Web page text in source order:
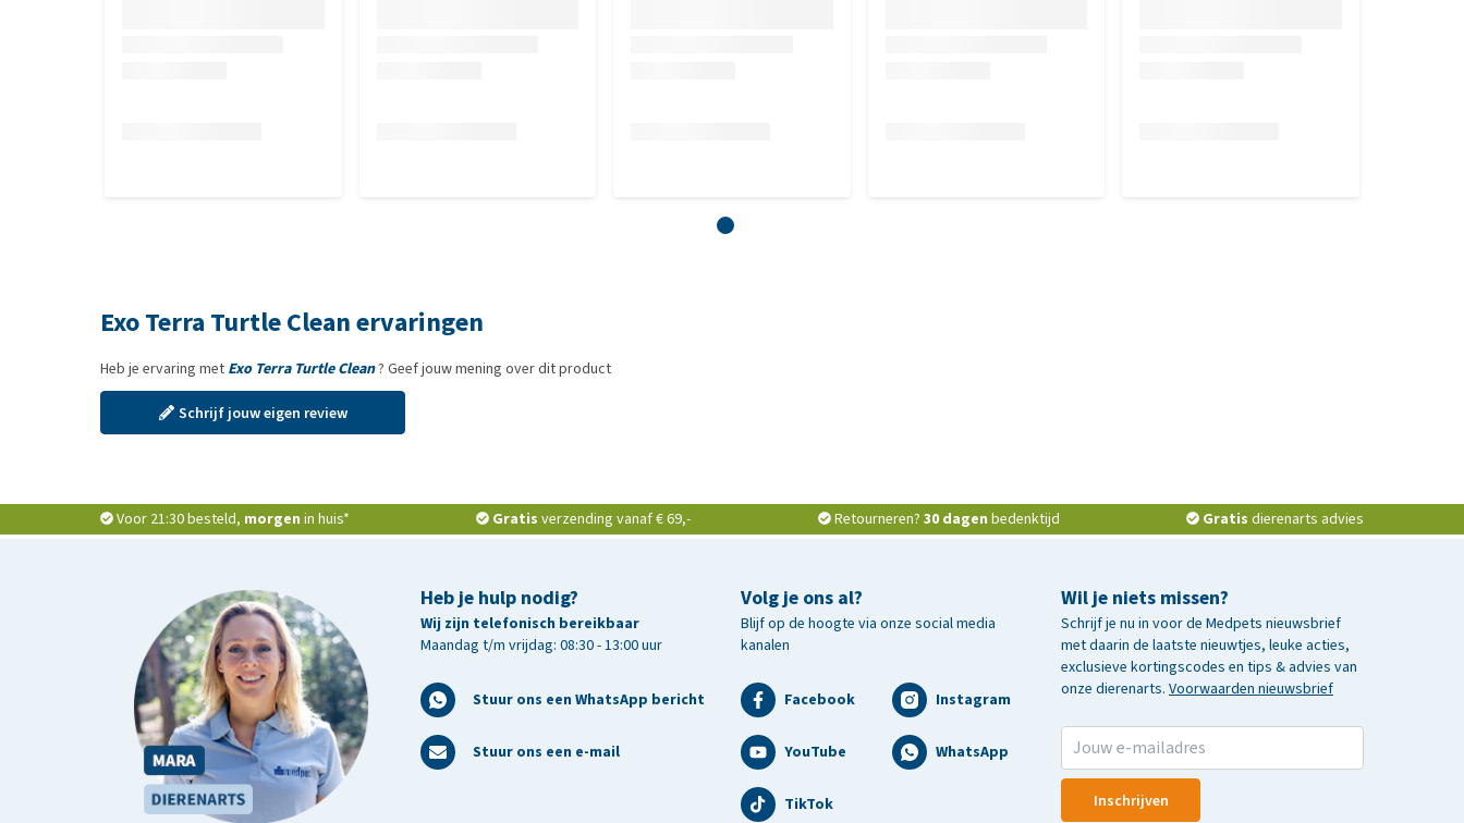
Exo Terra Turtle Clean ervaringen
Heb je ervaring met Exo Terra Turtle Clean? Geef jouw mening over dit product
Schrijf jouw eigen review
Voor 21:30 besteld, morgen in huis* Gratis verzending vanaf € 69,- Retourneren? 30 dagen bedenktijd Gratis dierenarts advies
Heb je hulp nodig?
Wij zijn telefonisch bereikbaar
Maandag t/m vrijdag: 08:30 - 13:00 uur
Stuur ons een WhatsApp bericht
Stuur ons een e-mail
Wil je niets missen?
Schrijf je nu in voor de Medpets nieuwsbrief
met daarin de laatste nieuwtjes, leuke acties,
exclusieve kortingscodes en tips & advies van
onze dierenarts. Voorwaarden nieuwsbrief
Inschrijven
Volg je ons al?
Blijf op de hoogte via onze social media
kanalen
Facebook Instagram
YouTube WhatsApp
TikTok